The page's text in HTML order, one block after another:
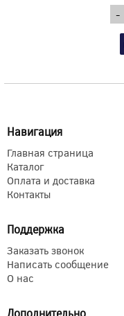
-
Навигация
Главная страница
Каталог
Оплата и доставка
Контакты
Поддержка
Заказать звонок
Написать сообщение
О нас
Дополнительно